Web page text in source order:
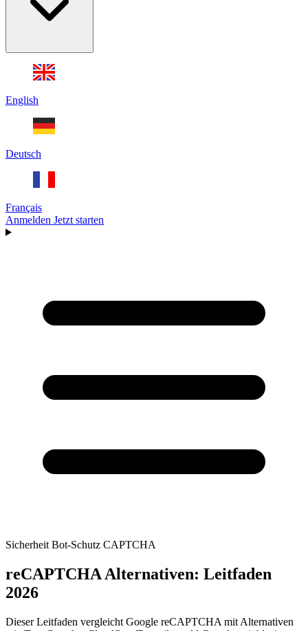
English
Deutsch
Français
Anmelden Jetzt starten
Sicherheit Bot-Schutz CAPTCHA
reCAPTCHA Alternativen: Leitfaden
2026
Dieser Leitfaden vergleicht Google reCAPTCHA mit Alternativen